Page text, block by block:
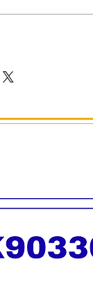
แตนเลส คุณภาพดี